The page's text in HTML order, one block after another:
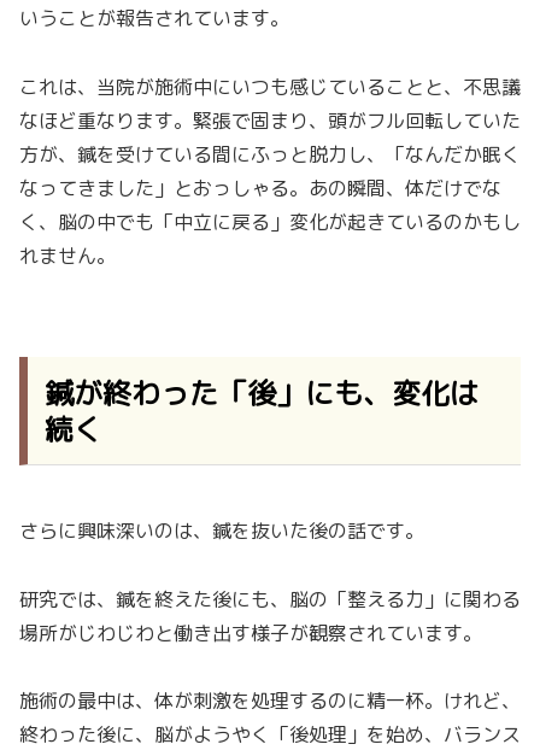
いうことが報告されています。
これは、当院が施術中にいつも感じていることと、不思議
なほど重なります。緊張で固まり、頭がフル回転していた
方が、鍼を受けている間にふっと脱力し、「なんだか眠く
なってきました」とおっしゃる。あの瞬間、体だけでな
く、脳の中でも「中立に戻る」変化が起きているのかもし
れません。
鍼が終わった「後」にも、変化は
続く
さらに興味深いのは、鍼を抜いた後の話です。
研究では、鍼を終えた後にも、脳の「整える力」に関わる
場所がじわじわと働き出す様子が観察されています。
施術の最中は、体が刺激を処理するのに精一杯。けれど、
終わった後に、脳がようやく「後処理」を始め、バランス